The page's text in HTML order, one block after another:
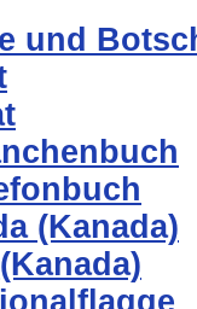
und
(Kanada)